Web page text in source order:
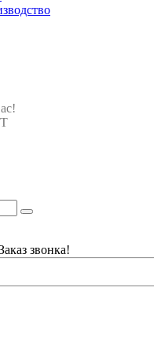
звонка!